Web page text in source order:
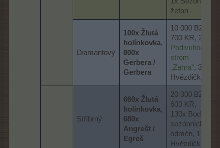
žeton
Diamantový
100x Žlutá
holínkovka,
800x
Gerbera /
Gerbera
10 000 BZ, 3
700 KR, 2x
Podivuhodný
strom
„Zahra“, 3x
Hvězdička
Stříbrný
660x Žlutá
holínkovka,
680x
Angrešt /
Egreš
20 000 BZ, 7
600 KR,
130x Body
sezónních
odměn, 1x
Hvězdička